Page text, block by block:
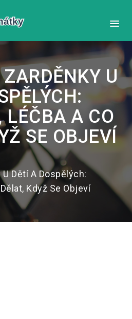
U
LÉČBA A CO
SE OBJEVÍ
Dětí A Dospělých:
Když Se Objeví